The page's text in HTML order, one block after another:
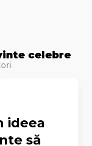
celebre
ideea
să